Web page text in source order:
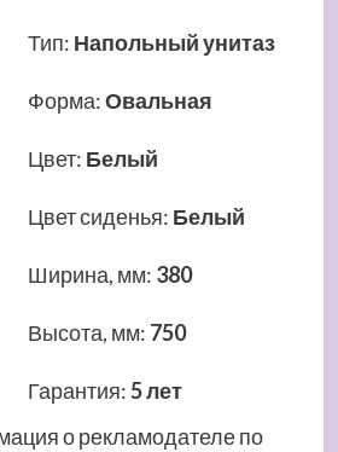
Тип: Напольный унитаз
Форма:Овальная
Цвет: Белый
Цвет сиденья: Белый
Ширина, мм: 380
Высота, мм: 750
Гарантия:5 лет
о рекламодателе по